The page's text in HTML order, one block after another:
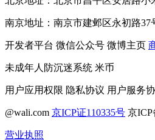
南京地址：南京市建邺区永初路37
开发者平台 微信公众号 微博主页
未成年人防沉迷系统 米币
用户应用权限 隐私协议 用户服务
@wali.com 京ICP证110335号 京ICP
营业执照